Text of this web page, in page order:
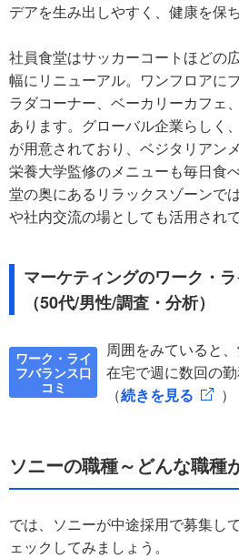
デアを生み出しやすく、健康を保
社員食堂はサッカーコートほどの
幅にリニューアル。ワンフロアに
ラダコーナー、ベーカリーカフェ
あります。グローバル企業らしく
が用意されており、ベジタリアン
栄養大学監修のメニューも毎日食
堂の奥にあるリラックスゾーンで
や社内交流の場としても活用されて
マーケティングのワーク・
（50代/男性/調査・分析）
ワーク・ライ
フバランス口
コミ
周囲をみていると
在宅で週に数回の
（続きを見る ）
ソニーの職種～どんな職種
では、ソニーが中途採用で募集し
ェックしてみましょう。